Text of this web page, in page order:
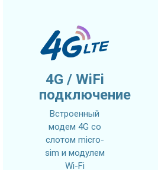
4G / WiFi
подключение
Встроенный
модем 4G со
слотом micro-
sim и модулем
Wi-Fi